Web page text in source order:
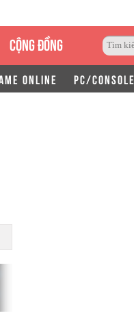
CỘNG ĐỒNG
ONLINE PC/CONSOLE